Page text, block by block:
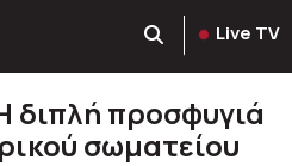
Live TV
προσφυγιά
σωματείου